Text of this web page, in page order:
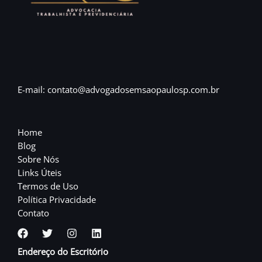
E-mail: contato@advogadosemsaopaulosp.com.br
Home
Blog
Sobre Nós
Links Úteis
Termos de Uso
Política Privacidade
Contato
Endereço do Escritório